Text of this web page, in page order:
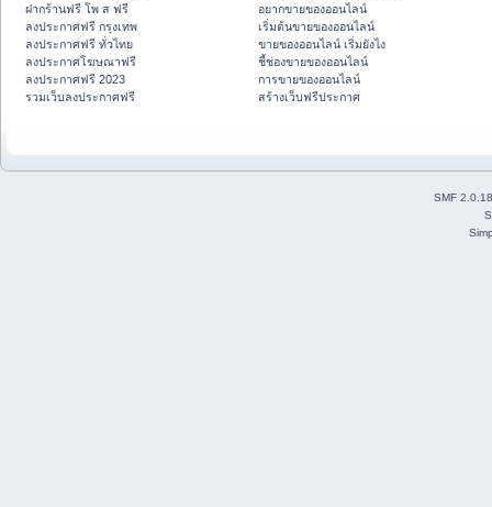
ฝากร้านฟรี โพ ส ฟรี
ลงประกาศฟรี กรุงเทพ
ลงประกาศฟรี ทั่วไทย
ลงประกาศโฆษณาฟรี
ลงประกาศฟรี 2023
รวมเว็บลงประกาศฟรี
อยากขายของออนไลน์
เริ่มต้นขายของออนไลน์
ขายของออนไลน์ เริ่มยังไง
ชี้ช่องขายของออนไลน์
การขายของออนไลน์
สร้างเว็บฟรีประกาศ
SMF 2.0.18